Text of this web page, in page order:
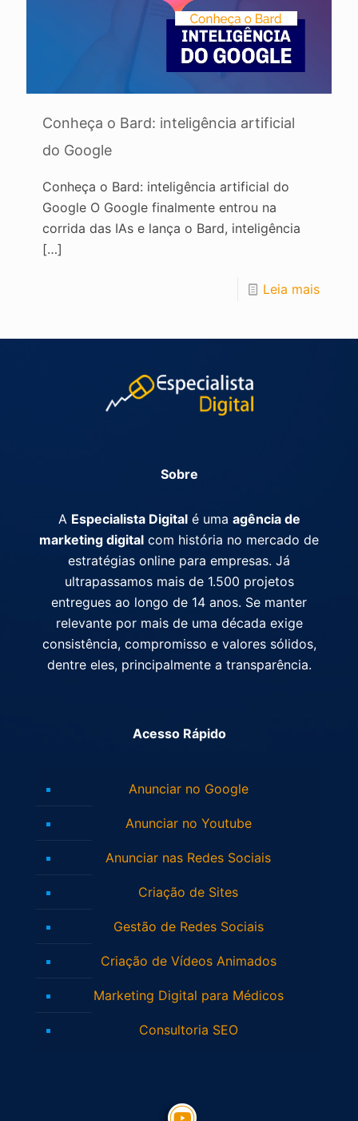
Conheça o Bard: inteligência artificial
do Google
Conheça o Bard: inteligência artificial do
Google O Google finalmente entrou na
corrida das IAs e lança o Bard, inteligência
[…]
Leia mais
Sobre
A Especialista Digitalé uma agência de
marketing digital com história no mercado de
estratégias online para empresas. Já
ultrapassamos mais de 1.500 projetos
entregues ao longo de 14 anos. Se manter
relevante por mais de uma década exige
consistência, compromisso e valores sólidos,
dentre eles, principalmente a transparência.
Acesso Rápido
Anunciar no Google
Anunciar no Youtube
Anunciar nas Redes Sociais
Criação de Sites
Gestão de Redes Sociais
Criação de Vídeos Animados
Marketing Digital para Médicos
Consultoria SEO